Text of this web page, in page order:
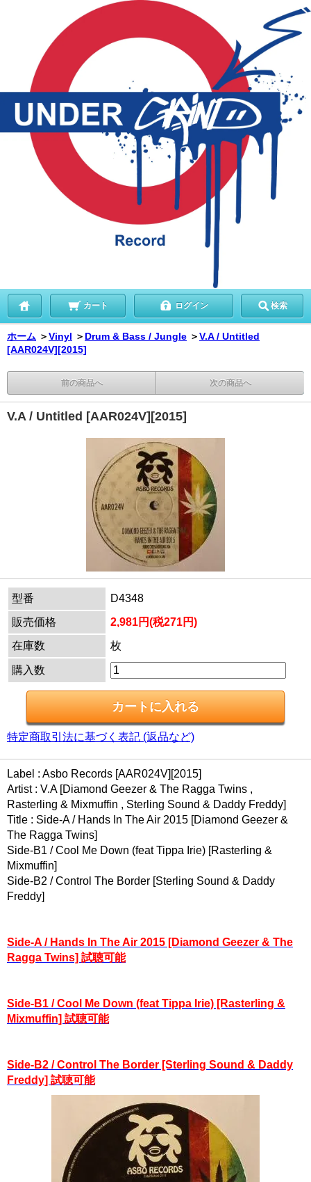
カート ログイン 検索
ホーム ＞Vinyl ＞ Drum & Bass / Jungle ＞V.A / Untitled
[AAR024V][2015]
前の商品へ 次の商品へ
V.A / Untitled [AAR024V][2015]
型番
D4348
販売価格
2,981円(税271円)
在庫数
枚
購入数
特定商取引法に基づく表記 (返品など)
Label : Asbo Records [AAR024V][2015]
Artist : V.A [Diamond Geezer & The Ragga Twins ,
Rasterling & Mixmuffin , Sterling Sound & Daddy Freddy]
Title : Side-A / Hands In The Air 2015 [Diamond Geezer &
The Ragga Twins]
Side-B1 / Cool Me Down (feat Tippa Irie) [Rasterling &
Mixmuffin]
Side-B2 / Control The Border [Sterling Sound & Daddy
Freddy]
Side-A / Hands In The Air 2015 [Diamond Geezer & The
Ragga Twins] 試聴可能
Side-B1 / Cool Me Down (feat Tippa Irie) [Rasterling &
Mixmuffin] 試聴可能
Side-B2 / Control The Border [Sterling Sound & Daddy
Freddy] 試聴可能